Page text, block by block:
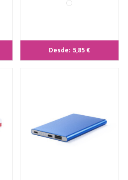
Desde: 5,85 €